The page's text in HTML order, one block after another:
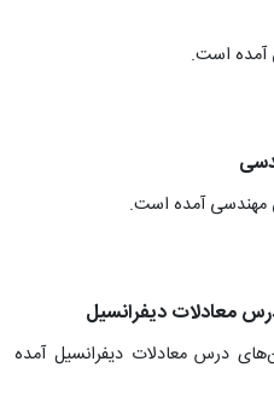
آمده است.
مهندسی آمده است.
معادلات دیفرانسیل
درس معادلات دیفرانسیل آمده